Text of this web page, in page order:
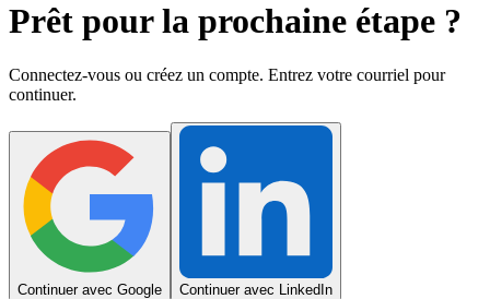
Prêt pour la prochaine étape ?
Connectez-vous ou créez un compte. Entrez votre courriel pour
continuer.
Continuer avec Google Continuer avec LinkedIn